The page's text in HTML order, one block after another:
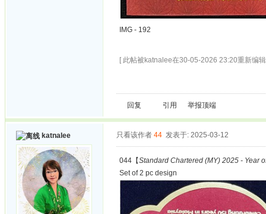
IMG - 192
[ 此帖被katnalee在30-05-2026 23:20重新编
回复 引用 举报顶端
katnalee 只看该作者 44 发表于: 2025-03-12
044【Standard Chartered (MY) 2025 - Year
Set of 2 pc design